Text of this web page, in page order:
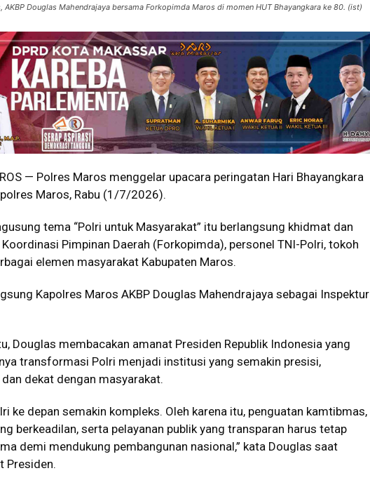
AKBP Douglas Mahendrajaya bersama Forkopimda Maros di momen HUT Bhayangkara ke 80. (ist)
— Polres Maros menggelar upacara peringatan Hari Bhayangkara
Maros, Rabu (1/7/2026).
tema “Polri untuk Masyarakat” itu berlangsung khidmat dan
Pimpinan Daerah (Forkopimda), personel TNI-Polri, tokoh
elemen masyarakat Kabupaten Maros.
Kapolres Maros AKBP Douglas Mahendrajaya sebagai Inspektur
Douglas membacakan amanat Presiden Republik Indonesia yang
transformasi Polri menjadi institusi yang semakin presisi,
dekat dengan masyarakat.
ke depan semakin kompleks. Oleh karena itu, penguatan kamtibmas,
berkeadilan, serta pelayanan publik yang transparan harus tetap
demi mendukung pembangunan nasional,” kata Douglas saat
Presiden.